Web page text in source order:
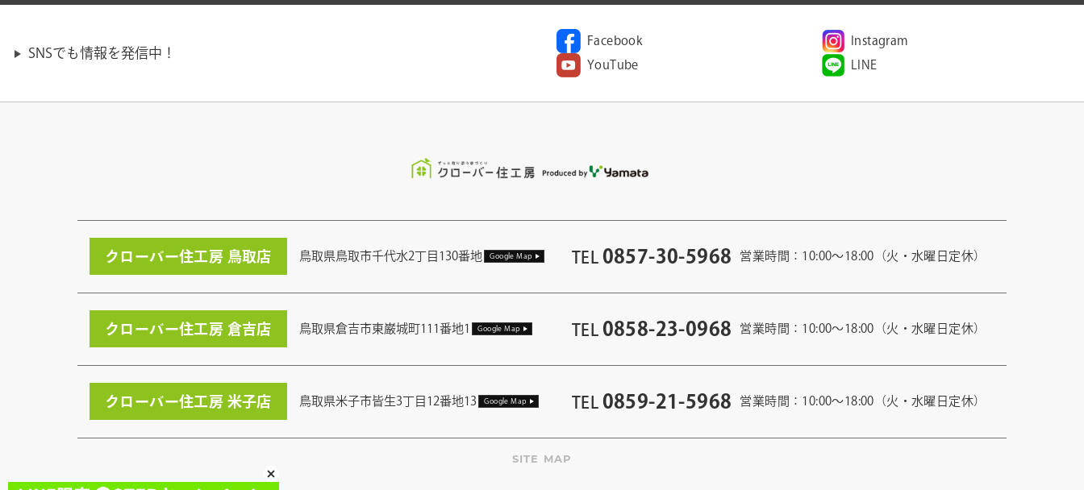
SNSでも情報を発信中！
Facebook
Instagram
YouTube
LINE
クローバー住工房 鳥取店 鳥取県鳥取市千代水2丁目130番地 Google Map TEL 0857-30-5968 営業時間：10:00〜18:00（火・水曜日定休）
クローバー住工房 倉吉店 鳥取県倉吉市東巌城町111番地1 Google Map TEL 0858-23-0968 営業時間：10:00〜18:00（火・水曜日定休）
クローバー住工房 米子店 鳥取県米子市皆生3丁目12番地13 Google Map TEL 0859-21-5968 営業時間：10:00〜18:00（火・水曜日定休）
SITE MAP